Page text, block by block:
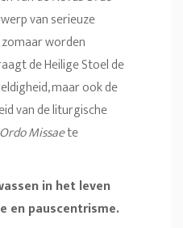
van serieuze
worden
de Heilige Stoel de
maar ook de
van de liturgische
Missaete
in het leven
en pauscentrisme.